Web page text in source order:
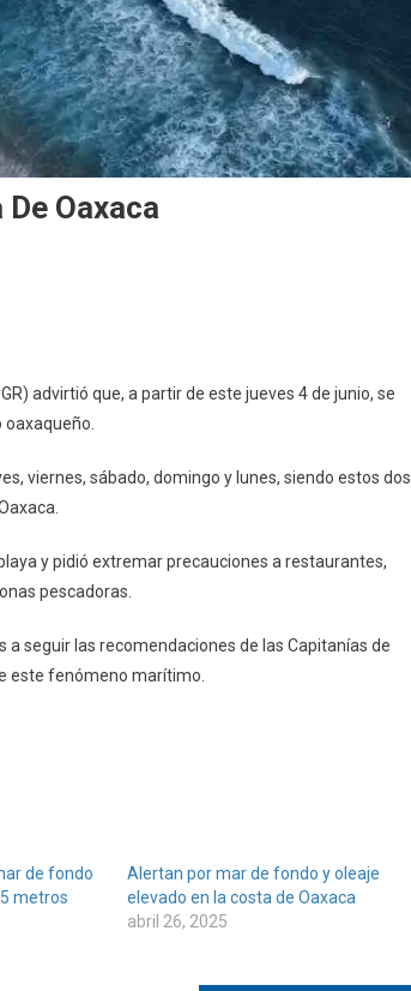
Oaxaca
advirtió que, a partir de este jueves 4 de junio, se
viernes, sábado, domingo y lunes, siendo estos dos
y pidió extremar precauciones a restaurantes,
pescadoras.
a seguir las recomendaciones de las Capitanías de
este fenómeno marítimo.
de fondo
metros
Alertan por mar de fondo y oleaje
elevado en la costa de Oaxaca
abril 26, 2025